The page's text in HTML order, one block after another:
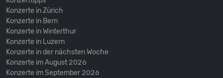
Konzerte in Zürich
Konzerte in Bern
Konzerte in Winterthur
Konzerte in Luzern
Konzerte in der nächsten Woche
Konzerte im August 2026
Konzerte im September 2026